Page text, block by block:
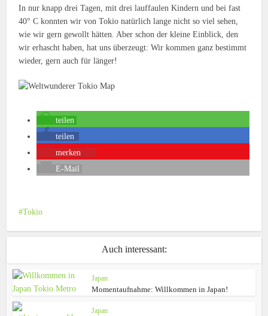
In nur knapp drei Tagen, mit drei lauffaulen Kindern und bei fast
40° C konnten wir von Tokio natürlich lange nicht so viel sehen,
wie wir gern gewollt hätten. Aber schon der kleine Einblick, den
wir erhascht haben, hat uns überzeugt: Wir kommen ganz bestimmt
wieder, gern auch für länger!
teilen
teilen
merken
E-Mail
Tokio
Auch interessant:
Japan
Momentaufnahme: Willkommen in Japan!
Japan